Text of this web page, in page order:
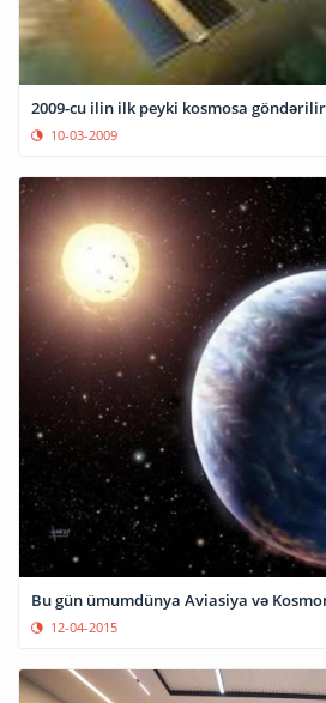
2009-cu ilin ilk peyki kosmosa göndərilir
10-03-2009
Bu gün ümumdünya Aviasiya və
12-04-2015